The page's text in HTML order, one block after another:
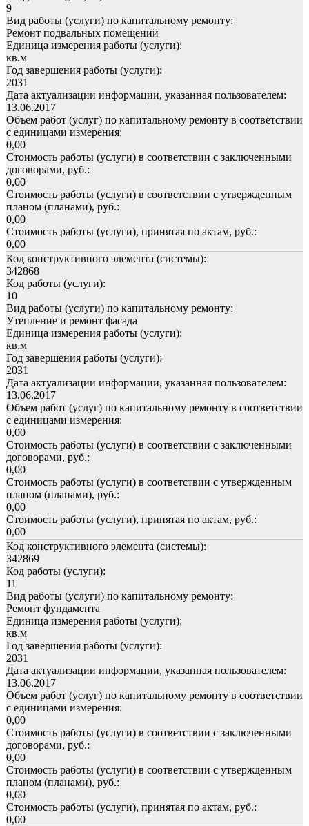
9
Вид работы (услуги) по капитальному ремонту:
Ремонт подвальных помещений
Единица измерения работы (услуги):
кв.м
Год завершения работы (услуги):
2031
Дата актуализации информации, указанная пользователем:
13.06.2017
Объем работ (услуг) по капитальному ремонту в соответствии
с единицами измерения:
0,00
Стоимость работы (услуги) в соответствии с заключенными
договорами, руб.:
0,00
Стоимость работы (услуги) в соответствии с утвержденным
планом (планами), руб.:
0,00
Стоимость работы (услуги), принятая по актам, руб.:
0,00
Код конструктивного элемента (системы):
342868
Код работы (услуги):
10
Вид работы (услуги) по капитальному ремонту:
Утепление и ремонт фасада
Единица измерения работы (услуги):
кв.м
Год завершения работы (услуги):
2031
Дата актуализации информации, указанная пользователем:
13.06.2017
Объем работ (услуг) по капитальному ремонту в соответствии
с единицами измерения:
0,00
Стоимость работы (услуги) в соответствии с заключенными
договорами, руб.:
0,00
Стоимость работы (услуги) в соответствии с утвержденным
планом (планами), руб.:
0,00
Стоимость работы (услуги), принятая по актам, руб.:
0,00
Код конструктивного элемента (системы):
342869
Код работы (услуги):
11
Вид работы (услуги) по капитальному ремонту:
Ремонт фундамента
Единица измерения работы (услуги):
кв.м
Год завершения работы (услуги):
2031
Дата актуализации информации, указанная пользователем:
13.06.2017
Объем работ (услуг) по капитальному ремонту в соответствии
с единицами измерения:
0,00
Стоимость работы (услуги) в соответствии с заключенными
договорами, руб.:
0,00
Стоимость работы (услуги) в соответствии с утвержденным
планом (планами), руб.:
0,00
Стоимость работы (услуги), принятая по актам, руб.:
0,00